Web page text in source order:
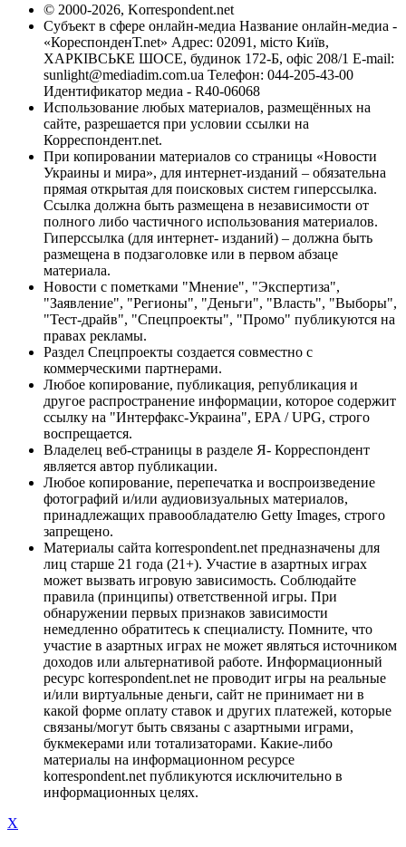
© 2000-2026, Korrespondent.net
Субъект в сфере онлайн-медиа Название онлайн-медиа -
«КореспонденТ.net» Адрес: 02091, місто Київ,
ХАРКІВСЬКЕ ШОСЕ, будинок 172-Б, офіс 208/1 E-mail:
sunlight@mediadim.com.ua Телефон: 044-205-43-00
Идентификатор медиа - R40-06068
Использование любых материалов, размещённых на
сайте, разрешается при условии ссылки на
Корреспондент.net.
При копировании материалов со страницы «Новости
Украины и мира», для интернет-изданий – обязательна
прямая открытая для поисковых систем гиперссылка.
Ссылка должна быть размещена в независимости от
полного либо частичного использования материалов.
Гиперссылка (для интернет- изданий) – должна быть
размещена в подзаголовке или в первом абзаце
материала.
Новости с пометками "Мнение", "Экспертиза",
"Заявление", "Регионы", "Деньги", "Власть", "Выборы",
"Тест-драйв", "Спецпроекты", "Промо" публикуются на
правах рекламы.
Раздел Спецпроекты создается совместно с
коммерческими партнерами.
Любое копирование, публикация, републикация и
другое распространение информации, которое содержит
ссылку на "Интерфакс-Украина", EPA / UPG, строго
воспрещается.
Владелец веб-страницы в разделе Я- Корреспондент
является автор публикации.
Любое копирование, перепечатка и воспроизведение
фотографий и/или аудиовизуальных материалов,
принадлежащих правообладателю Getty Images, строго
запрещено.
Материалы сайта korrespondent.net предназначены для
лиц старше 21 года (21+). Участие в азартных играх
может вызвать игровую зависимость. Соблюдайте
правила (принципы) ответственной игры. При
обнаружении первых признаков зависимости
немедленно обратитесь к специалисту. Помните, что
участие в азартных играх не может являться источником
доходов или альтернативой работе. Информационный
ресурс korrespondent.net не проводит игры на реальные
и/или виртуальные деньги, сайт не принимает ни в
какой форме оплату ставок и других платежей, которые
связаны/могут быть связаны с азартными играми,
букмекерами или тотализаторами. Какие-либо
материалы на информационном ресурсе
korrespondent.net публикуются исключительно в
информационных целях.
X